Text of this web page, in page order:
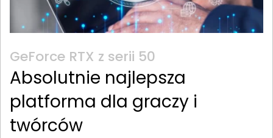
GeForce RTX z serii 50
Absolutnie najlepsza
platforma dla graczy i
twórców